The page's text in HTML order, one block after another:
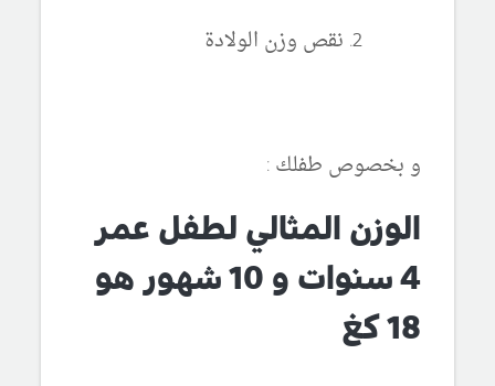
نقص وزن الولادة
و بخصوص طفلك :
الوزن المثالي لطفل عمر
4 سنوات و 10 شهور هو
18 كغ